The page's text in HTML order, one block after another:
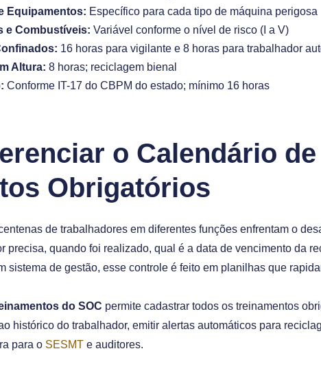
Equipamentos: Específico para cada tipo de máquina perigosa
e Combustíveis: Variável conforme o nível de risco (I a V)
16 horas para vigilante e 8 horas para trabalhador
Altura: 8 horas; reciclagem bienal
Conforme IT-17 do CBPM do estado; mínimo 16 horas
o Calendário de
Obrigatórios
de trabalhadores em diferentes funções enfrentam o
precisa, quando foi realizado, qual é a data de vencimento da
sistema de gestão, esse controle é feito em planilhas que
do SOC permite cadastrar todos os treinamentos
histórico do trabalhador, emitir alertas automáticos para
para o SESMT e auditores.